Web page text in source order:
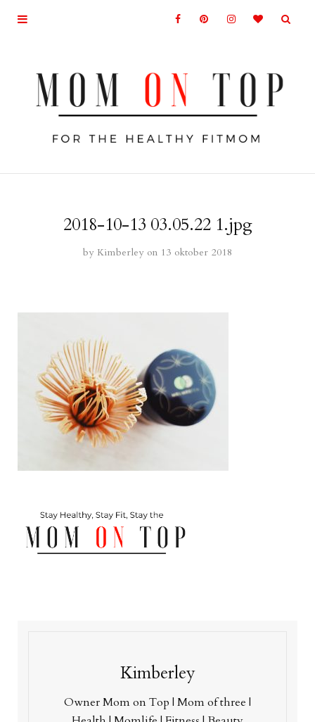
2018-10-13 03.05.22 1.jpg
by Kimberley on 13 oktober 2018
Kimberley
Owner Mom on Top | Mom of three |